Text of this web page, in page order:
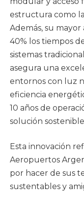
estructura como
Además, su
40% los tiempos
sistemas
asegura una
entornos con luz
eficiencia
10 años de
solución
Esta innovación
Aeropuertos
por hacer de sus
sustentables y